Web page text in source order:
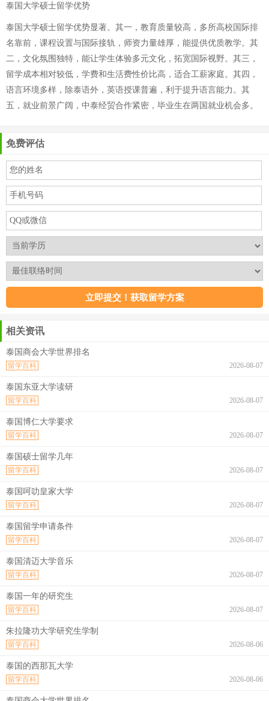
泰国大学硕士留学优势
泰国大学硕士留学优势显著。其一，教育质量较高，多所高校国际排
名靠前，课程设置与国际接轨，师资力量雄厚，能提供优质教学。其
二，文化氛围独特，能让学生体验多元文化，拓宽国际视野。其三，
留学成本相对较低，学费和生活费性价比高，适合工薪家庭。其四，
语言环境多样，除泰语外，英语授课普遍，利于提升语言能力。其
五，就业前景广阔，中泰经贸合作紧密，毕业生在两国就业机会多。
免费评估
相关资讯
泰国商会大学世界排名
2026-08-07
留学百科
泰国东亚大学读研
2026-08-07
留学百科
泰国博仁大学要求
2026-08-07
留学百科
泰国硕士留学几年
2026-08-07
留学百科
泰国呵叻皇家大学
2026-08-07
留学百科
泰国留学申请条件
2026-08-07
留学百科
泰国清迈大学音乐
2026-08-07
留学百科
泰国一年的研究生
2026-08-07
留学百科
朱拉隆功大学研究生学制
2026-08-06
留学百科
泰国的西那瓦大学
2026-08-06
留学百科